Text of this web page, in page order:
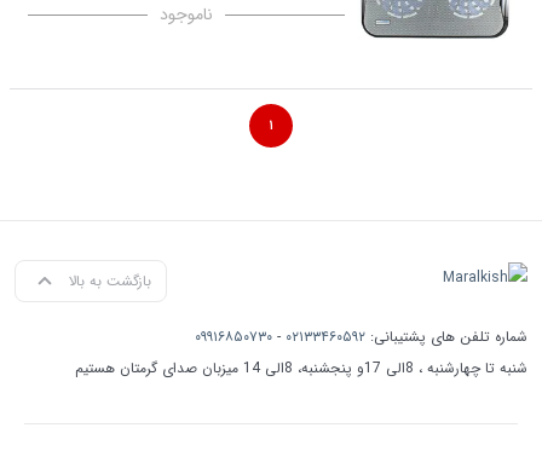
ناموجود
۱
بازگشت به بالا
شماره تلفن های پشتیبانی: ۰۲۱۳۳۴۶۰۵۹۲ - ۰۹۹۱۶۸۵۰۷۳۰
شنبه تا چهارشنبه ، 8الی 17و پنجشنبه، 8الی 14 میزبان صدای گرمتان هستیم